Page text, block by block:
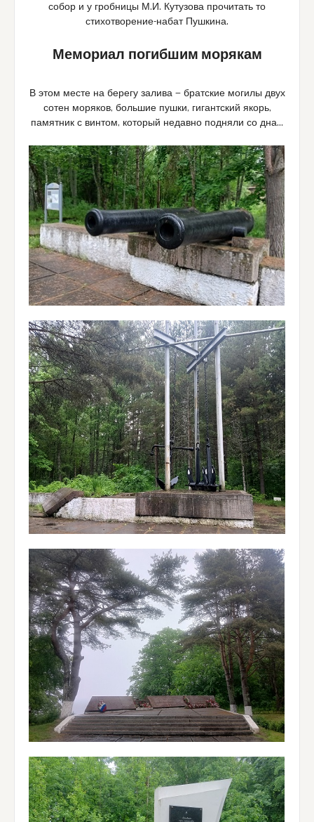
собор и у гробницы М.И. Кутузова прочитать то
стихотворение-набат Пушкина.
Мемориал погибшим морякам
В этом месте на берегу залива — братские могилы двух
сотен моряков, большие пушки, гигантский якорь,
памятник с винтом, который недавно подняли со дна…